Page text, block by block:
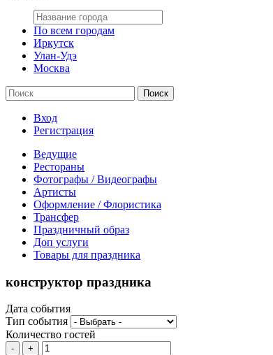
По всем городам
Иркутск
Улан-Удэ
Москва
Вход
Регистрация
Ведущие
Рестораны
Фотографы / Видеографы
Артисты
Оформление / Флористика
Трансфер
Праздничный образ
Доп услуги
Товары для праздника
конструктор праздника
Дата события
Тип события
Количество гостей
- +